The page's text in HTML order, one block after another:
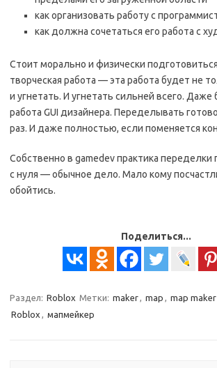
как организовать работу с
как должна сочетаться его работа с
Стоит морально и физически
творческая работа — эта работа будет не
и угнетать. И угнетать сильней всего.
работа GUI дизайнера. Переделывать
раз. И даже полностью, если поменяется
Собственно в gamedev практика переделки
с нуля — обычное дело. Мало кому
обойтись.
Поделиться...
Раздел: Roblox Метки: maker, map , map maker
Roblox , мапмейкер